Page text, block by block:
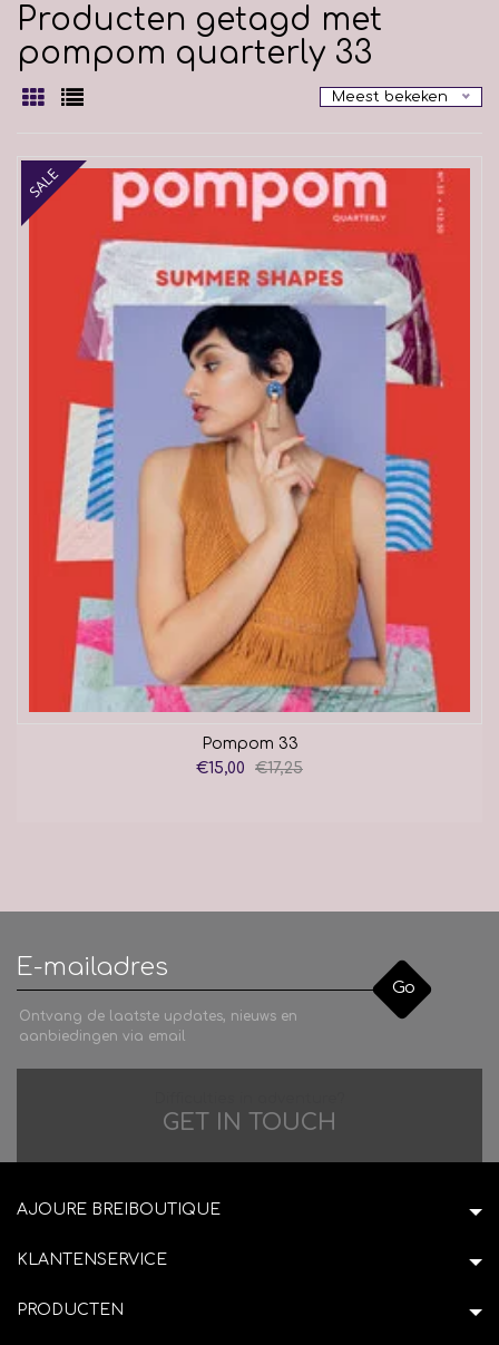
Producten getagd met
pompom quarterly 33
Meest bekeken
SALE
Pompom 33
€15,00
€17,25
Go
Ontvang de laatste updates, nieuws en
aanbiedingen via email
GET IN TOUCH
AJOURE BREIBOUTIQUE
KLANTENSERVICE
PRODUCTEN